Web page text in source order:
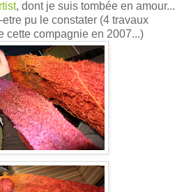
, dont je suis tombée en amour...
pu le constater (4 travaux
cette compagnie en 2007...)